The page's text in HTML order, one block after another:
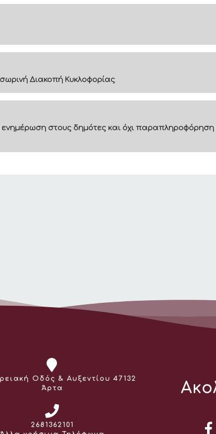
Διακοπή Κυκλοφορίας
στους δημότες και όχι παραπληροφόρηση
Οδός & Αυξεντίου 47132
Άρτα
Τηλέφωνο:
2681362101